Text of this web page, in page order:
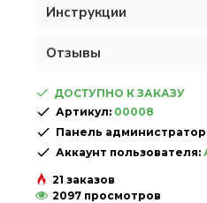
Инструкции
Отзывы
ДОСТУПНО К ЗАКАЗУ
Артикул: 00008
Панель
Аккаунт пользователя:
21 заказов
2097 просмотров